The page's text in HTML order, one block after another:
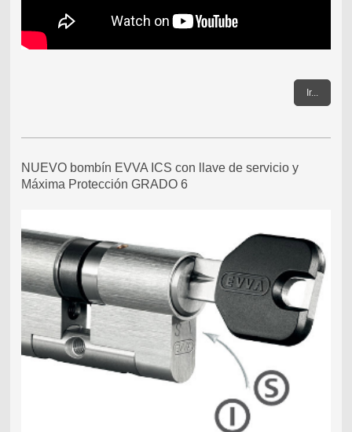
Ir...
NUEVO bombín EVVA ICS con llave de servicio y
Máxima Protección GRADO 6